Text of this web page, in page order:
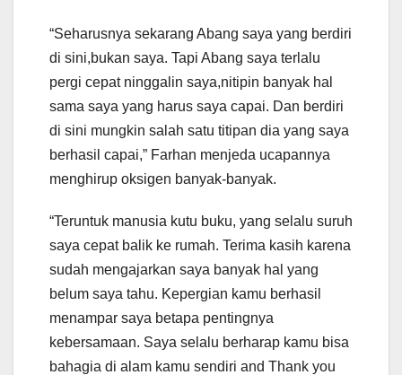
“Seharusnya sekarang Abang saya yang berdiri
di sini,bukan saya. Tapi Abang saya terlalu
pergi cepat ninggalin saya,nitipin banyak hal
sama saya yang harus saya capai. Dan berdiri
di sini mungkin salah satu titipan dia yang saya
berhasil capai,” Farhan menjeda ucapannya
menghirup oksigen banyak-banyak.
“Teruntuk manusia kutu buku, yang selalu suruh
saya cepat balik ke rumah. Terima kasih karena
sudah mengajarkan saya banyak hal yang
belum saya tahu. Kepergian kamu berhasil
menampar saya betapa pentingnya
kebersamaan. Saya selalu berharap kamu bisa
bahagia di alam kamu sendiri and Thank you